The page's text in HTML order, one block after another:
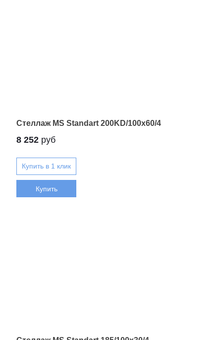
Стеллаж MS Standart 200KD/100x60/4
8 252 руб
Купить